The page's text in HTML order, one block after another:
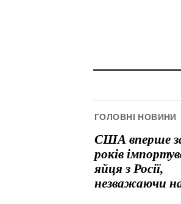
ГОЛОВНІ НОВИНИ
США вперше
років
яйця з Росії,
незважаючи на